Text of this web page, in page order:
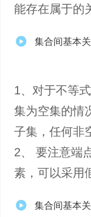
能存在属于的
集合间基本
1、对于不等
集为空集的情
子集，任何非
2、 要注意端
素，可以采用
集合间基本